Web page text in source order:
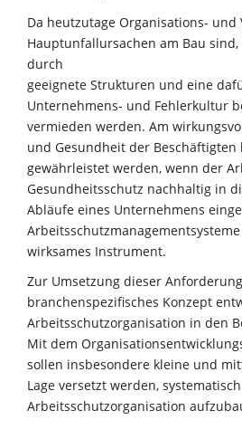
Da heutzutage Organisations-
Hauptunfallursachen am Bau
durch
geeignete Strukturen und eine
Unternehmens- und Fehlerkultur
vermieden werden. Am
und Gesundheit der
gewährleistet werden, wenn der
Gesundheitsschutz nachhaltig in
Abläufe eines Unternehmens
wirksames Instrument.
Zur Umsetzung dieser
branchenspezifisches Konzept
Arbeitsschutzorganisation in den
Mit dem
sollen insbesondere kleine und
Lage versetzt werden,
Arbeitsschutzorganisation